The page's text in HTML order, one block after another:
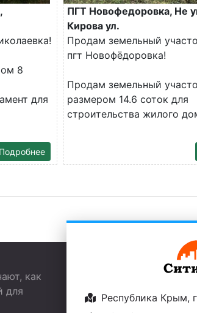
8
для
Подробнее
ПГТ Новофедоровка, Не
Кирова ул.
Продам земельный
пгт Новофёдоровка!
Продам земельный
размером 14.6 соток для
строительства жилого
как
для
Республика Крым,